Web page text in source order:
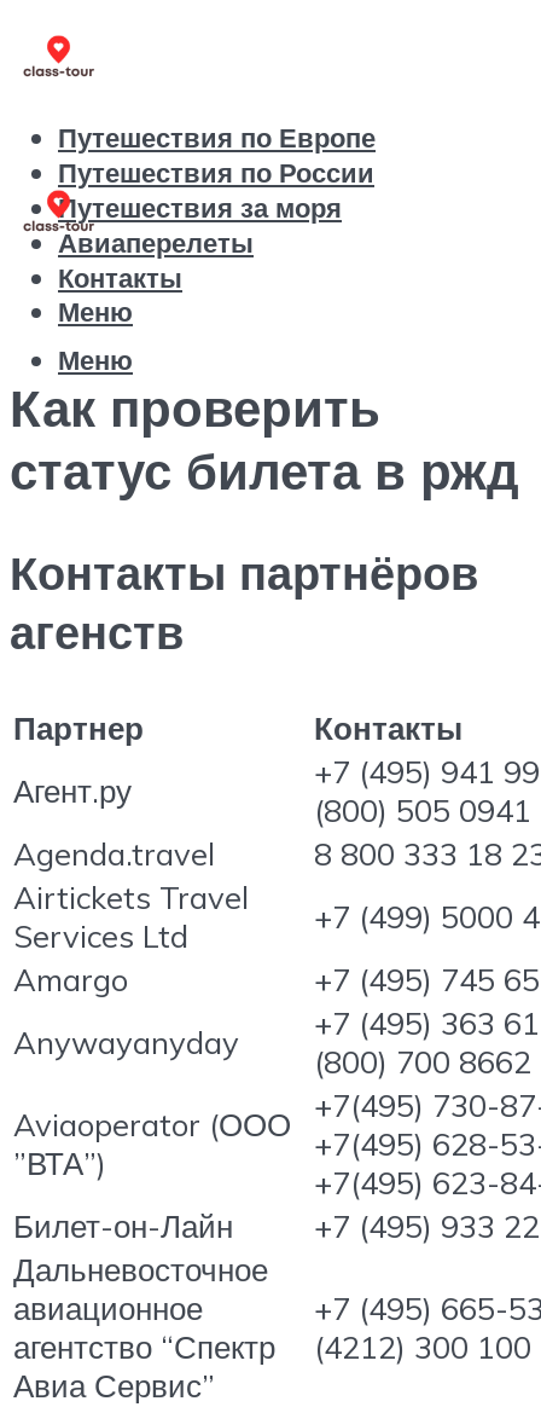
Путешествия по Европе
Путешествия по России
Путешествия за моря
Авиаперелеты
Контакты
Меню
Меню
Как проверить
статус билета в ржд
Контакты партнёров
агенств
Партнер
Контакты
Агент.ру
+7 (495) 941
(800) 505 0941
Agenda.travel
8 800 333 18
Airtickets Travel
Services Ltd
+7 (499) 5000
Amargo
+7 (495) 745
Anywayanyday
+7 (495) 363
(800) 700 8662
Aviaoperator (ООО
”ВТА”)
+7(495) 730-
+7(495) 628-
+7(495) 623-
Билет-он-Лайн
+7 (495) 933
Дальневосточное
авиационное
агентство “Спектр
Авиа Сервис”
+7 (495) 665-
(4212) 300 100